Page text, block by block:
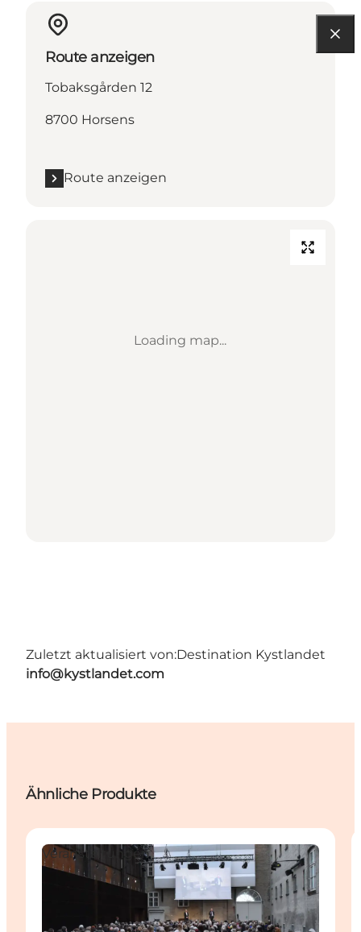
Route anzeigen
Tobaksgården 12
8700 Horsens
Route anzeigen
Loading map...
Zuletzt aktualisiert von:Destination Kystlandet
info@kystlandet.com
Ähnliche Produkte
Veranstaltungen